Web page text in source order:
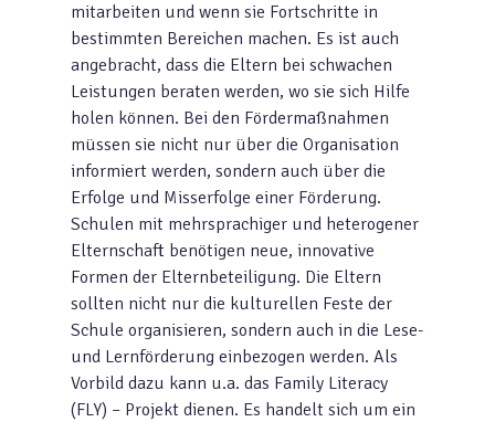
mitarbeiten und wenn sie Fortschritte in
bestimmten Bereichen machen. Es ist auch
angebracht, dass die Eltern bei schwachen
Leistungen beraten werden, wo sie sich Hilfe
holen können. Bei den Fördermaßnahmen
müssen sie nicht nur über die Organisation
informiert werden, sondern auch über die
Erfolge und Misserfolge einer Förderung.
Schulen mit mehrsprachiger und heterogener
Elternschaft benötigen neue, innovative
Formen der Elternbeteiligung. Die Eltern
sollten nicht nur die kulturellen Feste der
Schule organisieren, sondern auch in die Lese-
und Lernförderung einbezogen werden. Als
Vorbild dazu kann u.a. das Family Literacy
(FLY) – Projekt dienen. Es handelt sich um ein